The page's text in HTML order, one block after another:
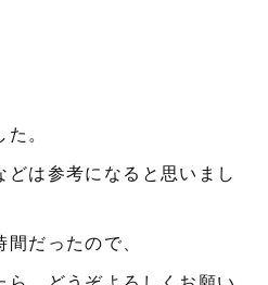
。
は参考になると思いまし
だったので、